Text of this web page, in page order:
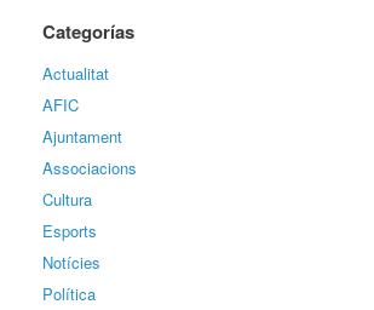
Categorías
Actualitat
AFIC
Ajuntament
Associacions
Cultura
Esports
Notícies
Política